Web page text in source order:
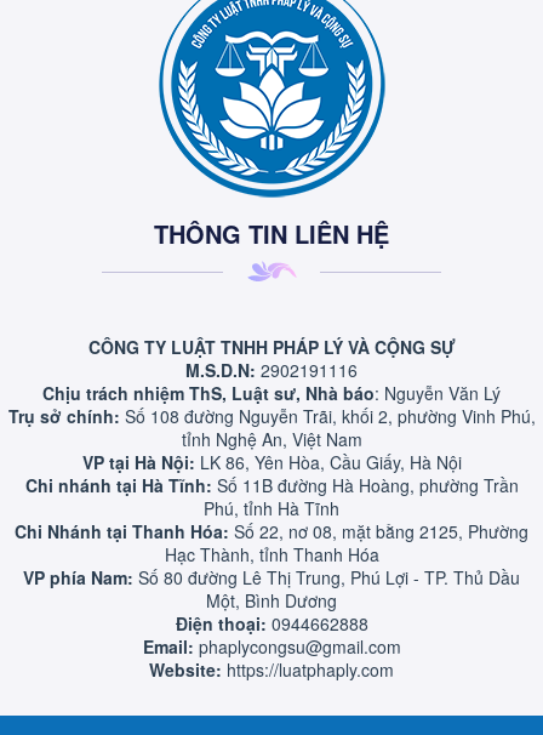
THÔNG TIN LIÊN HỆ
CÔNG TY LUẬT TNHH PHÁP LÝ VÀ CỘNG SỰ
M.S.D.N: 2902191116
Chịu trách nhiệm ThS, Luật sư, Nhà báo: Nguyễn Văn Lý
Trụ sở chính: Số 108 đường Nguyễn Trãi, khối 2, phường Vinh Phú,
tỉnh Nghệ An, Việt Nam
VP tại Hà Nội: LK 86, Yên Hòa, Cầu Giấy, Hà Nội
Chi nhánh tại Hà Tĩnh: Số 11B đường Hà Hoàng, phường Trần
Phú, tỉnh Hà Tĩnh
Chi Nhánh tại Thanh Hóa: Số 22, nơ 08, mặt bằng 2125, Phường
Hạc Thành, tỉnh Thanh Hóa
VP phía Nam: Số 80 đường Lê Thị Trung, Phú Lợi - TP. Thủ Dầu
Một, Bình Dương
Điện thoại: 0944662888
Email: phaplycongsu@gmail.com
Website: https://luatphaply.com